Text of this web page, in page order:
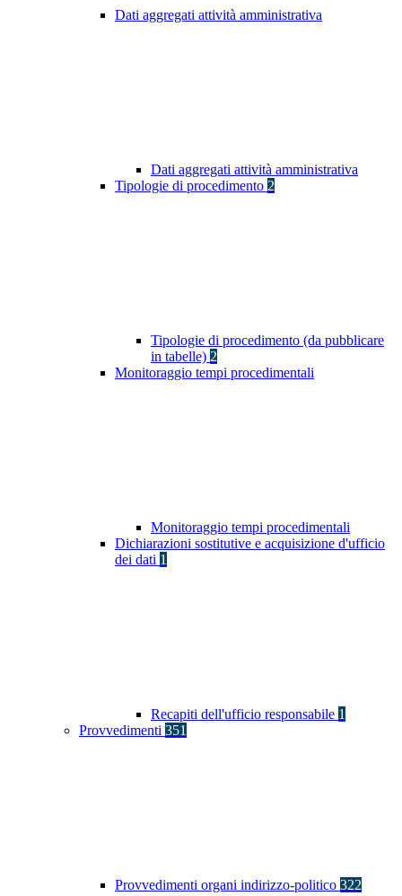
Dati aggregati attività amministrativa
Dati aggregati attività amministrativa
Tipologie di procedimento 2
Tipologie di procedimento (da pubblicare
in tabelle) 2
Monitoraggio tempi procedimentali
Monitoraggio tempi procedimentali
Dichiarazioni sostitutive e acquisizione d'ufficio
dei dati 1
Recapiti dell'ufficio responsabile 1
Provvedimenti 351
Provvedimenti organi indirizzo-politico 322